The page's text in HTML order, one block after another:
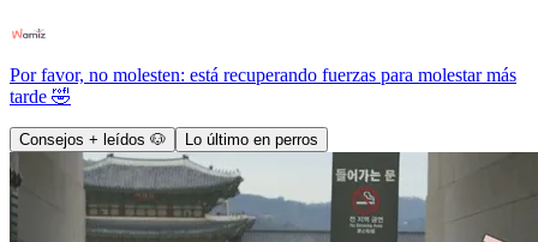
Por favor, no molesten: está recuperando fuerzas para molestar más
tarde 🤣
Consejos + leídos 🐶 Lo último en perros